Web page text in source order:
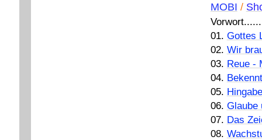
MOBI /
01. Gottes
02. Wir
03. Reue -
04.
05.
06. Glaube
07. Das
08.